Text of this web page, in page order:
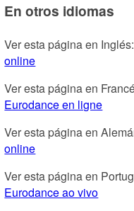
En otros idiomas
Ver esta página en Inglés:
online
Ver esta página en
Eurodance en ligne
Ver esta página en
online
Ver esta página en
Eurodance ao vivo